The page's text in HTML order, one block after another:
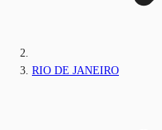
RIO DE JANEIRO